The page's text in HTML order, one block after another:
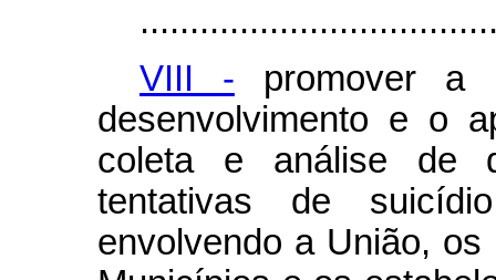
VIII - promover a
desenvolvimento e o
coleta e análise de
tentativas de
envolvendo a União,